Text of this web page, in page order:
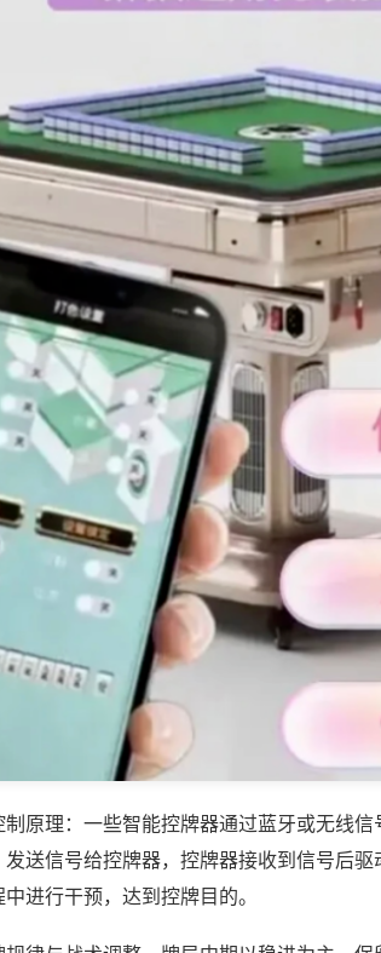
原理：一些智能控牌器通过蓝牙或无线
送信号给控牌器，控牌器接收到信号后
进行干预，达到控牌目的。